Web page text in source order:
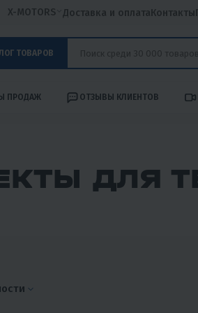
X-MOTORS Доставка и оплатаКонтакты
ТОВАРОВ
ПРОДАЖ ОТЗЫВЫ КЛИЕНТОВ
ДЛЯ